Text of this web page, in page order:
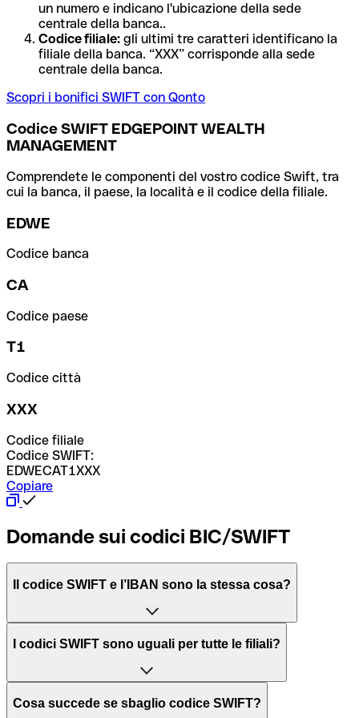
un numero e indicano l'ubicazione della sede
centrale della banca..
Codice filiale: gli ultimi tre caratteri identificano la
filiale della banca. “XXX” corrisponde alla sede
centrale della banca.
Scopri i bonifici SWIFT con Qonto
Codice SWIFT EDGEPOINT WEALTH
MANAGEMENT
Comprendete le componenti del vostro codice Swift, tra
cui la banca, il paese, la località e il codice della filiale.
EDWE
Codice banca
CA
Codice paese
T1
Codice città
XXX
Codice filiale
Codice SWIFT:
EDWECAT1XXX
Copiare
Domande sui codici BIC/SWIFT
Il codice SWIFT e l’IBAN sono la stessa cosa?
L'acronimo SWIFT sta per “Society for Worldwide
per l’elaborazione dei pagamenti tra diversi Paesi.
I codici SWIFT sono uguali per tutte le filiali?
Dipende dalle banche. In alcuni casi le banche utilizzano
Cosa succede se sbaglio codice SWIFT?